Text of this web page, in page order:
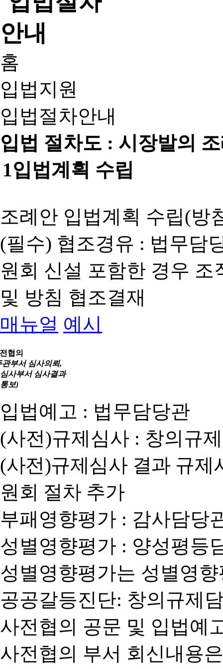
홈
입법지원
입법절차안내
입법 절차도 : 시장발의
1입법계획 수립
조례안 입법계획 수립(방
(필수) 협조경유 : 법무담
원회 신설 포함한 경우
및 방침 협조결재
매뉴얼 예시
협의
관부서 심사의뢰,
심사부서 심사결과
통보)
입법예고 : 법무담당관
(사전)규제심사 : 창의규
(사전)규제심사 결과 규
원회 절차 추가
부패영향평가 : 감사담당
성별영향평가 : 양성평등
성별영향평가는 성별영
공공갈등진단: 창의규제
사전협의 공문 및 입법예
사전협의 부서 회신내용